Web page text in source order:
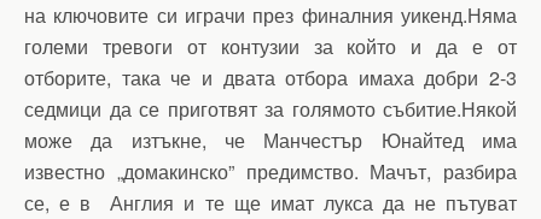
на ключовите си играчи през финалния уикенд.Няма
големи тревоги от контузии за който и да е от
отборите, така че и двата отбора имаха добри 2-3
седмици да се приготвят за голямото събитие.Някой
може да изтъкне, че Манчестър Юнайтед има
известно „домакинско” предимство. Мачът, разбира
се, е в Англия и те ще имат лукса да не пътуват